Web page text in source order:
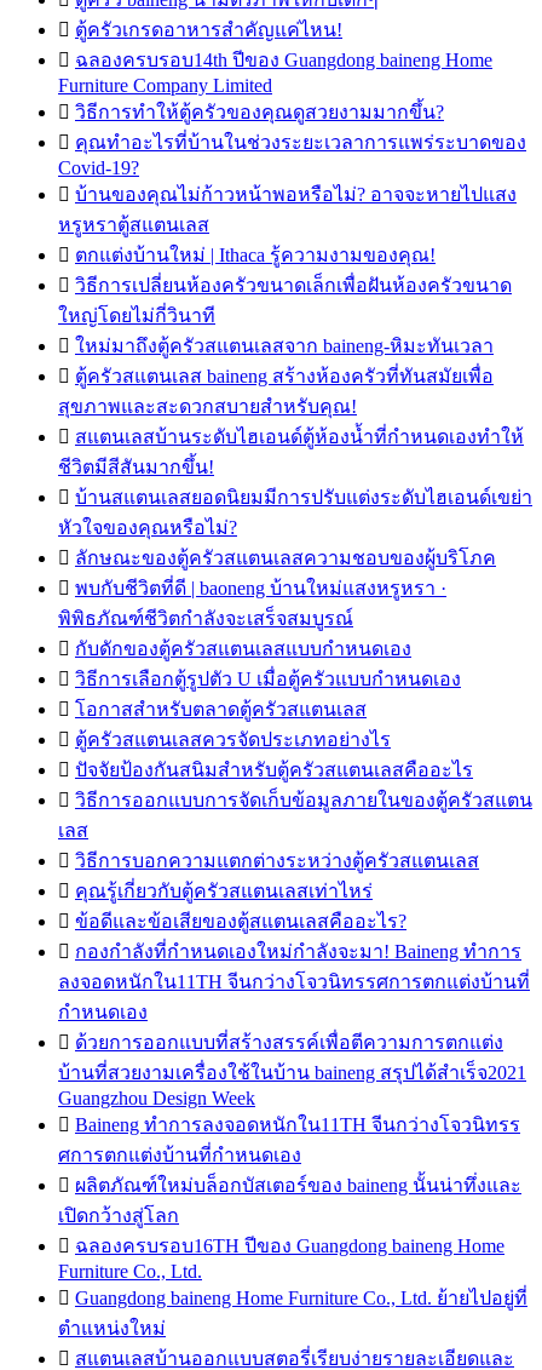
 ตู้ครัวเกรดอาหารสำคัญแค่ไหน!
 ฉลองครบรอบ14th ปีของ Guangdong baineng Home
Furniture Company Limited
 วิธีการทำให้ตู้ครัวของคุณดูสวยงามมากขึ้น?
 คุณทำอะไรที่บ้านในช่วงระยะเวลาการแพร่ระบาดของ
Covid-19?
 บ้านของคุณไม่ก้าวหน้าพอหรือไม่? อาจจะหายไปแสง
หรูหราตู้สแตนเลส
 ตกแต่งบ้านใหม่ | Ithaca รู้ความงามของคุณ!
 วิธีการเปลี่ยนห้องครัวขนาดเล็กเพื่อฝันห้องครัวขนาด
ใหญ่โดยไม่กี่วินาที
 ใหม่มาถึงตู้ครัวสแตนเลสจาก baineng-หิมะทันเวลา
 ตู้ครัวสแตนเลส baineng สร้างห้องครัวที่ทันสมัยเพื่อ
สุขภาพและสะดวกสบายสำหรับคุณ!
 สแตนเลสบ้านระดับไฮเอนด์ตู้ห้องน้ำที่กำหนดเองทำให้
ชีวิตมีสีสันมากขึ้น!
 บ้านสแตนเลสยอดนิยมมีการปรับแต่งระดับไฮเอนด์เขย่า
หัวใจของคุณหรือไม่?
 ลักษณะของตู้ครัวสแตนเลสความชอบของผู้บริโภค
 พบกับชีวิตที่ดี | baoneng บ้านใหม่แสงหรูหรา ·
พิพิธภัณฑ์ชีวิตกำลังจะเสร็จสมบูรณ์
 กับดักของตู้ครัวสแตนเลสแบบกำหนดเอง
 วิธีการเลือกตู้รูปตัว U เมื่อตู้ครัวแบบกำหนดเอง
 โอกาสสำหรับตลาดตู้ครัวสแตนเลส
 ตู้ครัวสแตนเลสควรจัดประเภทอย่างไร
 ปัจจัยป้องกันสนิมสำหรับตู้ครัวสแตนเลสคืออะไร
 วิธีการออกแบบการจัดเก็บข้อมูลภายในของตู้ครัวสแตน
เลส
 วิธีการบอกความแตกต่างระหว่างตู้ครัวสแตนเลส
 คุณรู้เกี่ยวกับตู้ครัวสแตนเลสเท่าไหร่
 ข้อดีและข้อเสียของตู้สแตนเลสคืออะไร?
 กองกำลังที่กำหนดเองใหม่กำลังจะมา! Baineng ทำการ
ลงจอดหนักใน11TH จีนกว่างโจวนิทรรศการตกแต่งบ้านที่
กำหนดเอง
 ด้วยการออกแบบที่สร้างสรรค์เพื่อตีความการตกแต่ง
บ้านที่สวยงามเครื่องใช้ในบ้าน baineng สรุปได้สำเร็จ2021
Guangzhou Design Week
 Baineng ทำการลงจอดหนักใน11TH จีนกว่างโจวนิทรร
ศการตกแต่งบ้านที่กำหนดเอง
 ผลิตภัณฑ์ใหม่บล็อกบัสเตอร์ของ baineng นั้นน่าทึ่งและ
เปิดกว้างสู่โลก
 ฉลองครบรอบ16TH ปีของ Guangdong baineng Home
Furniture Co., Ltd.
 Guangdong baineng Home Furniture Co., Ltd. ย้ายไปอยู่ที่
ตำแหน่งใหม่
 สแตนเลสบ้านออกแบบสตอรี่เรียบง่ายรายละเอียดและ